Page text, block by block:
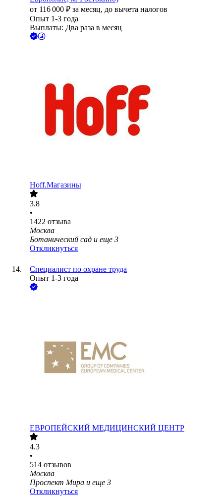
от 116 000 ₽ за месяц, до вычета налогов
Опыт 1-3 года
Выплаты: Два раза в месяц
Hoff.Магазины
3.8
•
1422 отзыва
Москва
Ботанический сад и еще 3
Откликнуться
Специалист по охране труда
Опыт 1-3 года
ЕВРОПЕЙСКИЙ МЕДИЦИНСКИЙ ЦЕНТР
4.3
•
514 отзывов
Москва
Проспект Мира и еще 3
Откликнуться